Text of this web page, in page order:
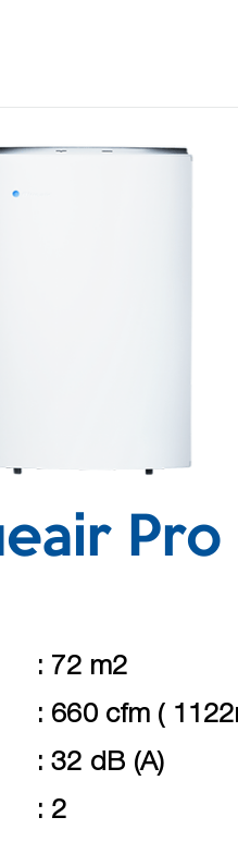
Pro
: 72 m2
: 660 cfm (
: 32 dB (A)
: 2